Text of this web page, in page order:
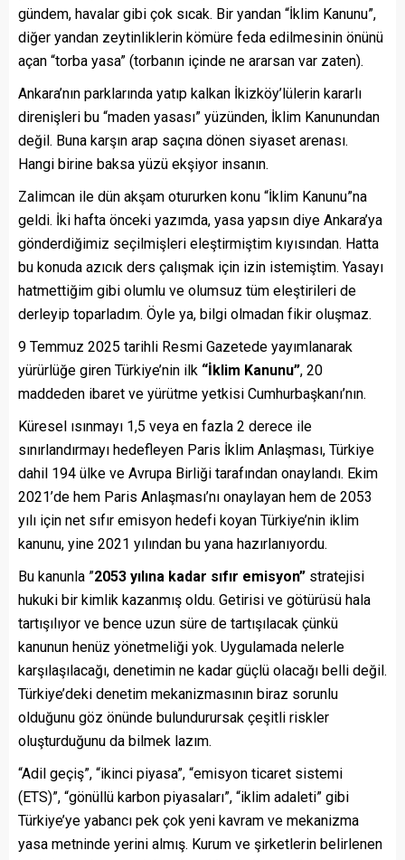
gündem, havalar gibi çok sıcak. Bir yandan “İklim Kanunu”,
diğer yandan zeytinliklerin kömüre feda edilmesinin önünü
açan “torba yasa” (torbanın içinde ne ararsan var zaten).
Ankara’nın parklarında yatıp kalkan İkizköy’lülerin kararlı
direnişleri bu “maden yasası” yüzünden, İklim Kanunundan
değil. Buna karşın arap saçına dönen siyaset arenası.
Hangi birine baksa yüzü ekşiyor insanın.
Zalimcan ile dün akşam otururken konu “İklim Kanunu”na
geldi. İki hafta önceki yazımda, yasa yapsın diye Ankara’ya
gönderdiğimiz seçilmişleri eleştirmiştim kıyısından. Hatta
bu konuda azıcık ders çalışmak için izin istemiştim. Yasayı
hatmettiğim gibi olumlu ve olumsuz tüm eleştirileri de
derleyip toparladım. Öyle ya, bilgi olmadan fikir oluşmaz.
9 Temmuz 2025 tarihli Resmi Gazetede yayımlanarak
yürürlüğe giren Türkiye’nin ilk “İklim Kanunu”, 20
maddeden ibaret ve yürütme yetkisi Cumhurbaşkanı’nın.
Küresel ısınmayı 1,5 veya en fazla 2 derece ile
sınırlandırmayı hedefleyen Paris İklim Anlaşması, Türkiye
dahil 194 ülke ve Avrupa Birliği tarafından onaylandı. Ekim
2021’de hem Paris Anlaşması’nı onaylayan hem de 2053
yılı için net sıfır emisyon hedefi koyan Türkiye’nin iklim
kanunu, yine 2021 yılından bu yana hazırlanıyordu.
Bu kanunla ”2053 yılına kadar sıfır emisyon” stratejisi
hukuki bir kimlik kazanmış oldu. Getirisi ve götürüsü hala
tartışılıyor ve bence uzun süre de tartışılacak çünkü
kanunun henüz yönetmeliği yok. Uygulamada nelerle
karşılaşılacağı, denetimin ne kadar güçlü olacağı belli değil.
Türkiye’deki denetim mekanizmasının biraz sorunlu
olduğunu göz önünde bulundurursak çeşitli riskler
oluşturduğunu da bilmek lazım.
“Adil geçiş”, “ikinci piyasa”, “emisyon ticaret sistemi
(ETS)”, “gönüllü karbon piyasaları”, “iklim adaleti” gibi
Türkiye’ye yabancı pek çok yeni kavram ve mekanizma
yasa metninde yerini almış. Kurum ve şirketlerin belirlenen